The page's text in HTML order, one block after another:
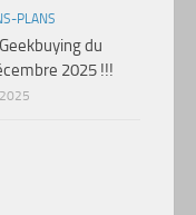
PLANS
du
2025 !!!